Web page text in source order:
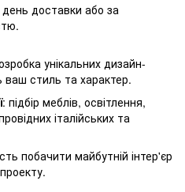
доставки або за
унікальних дизайн-
стиль та характер.
: підбір меблів, освітлення,
італійських та
побачити майбутній інтер'єр